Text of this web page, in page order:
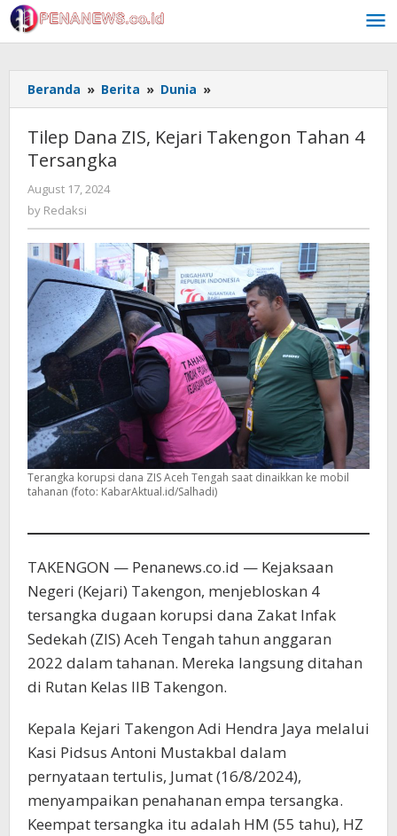
Skip
to
content
Beranda » Berita » Dunia »
Dana
Kejari
Tilep Dana ZIS, Kejari Takengon Tahan 4
Tersangka
August 17, 2024
by Redaksi
Terangka korupsi dana ZIS Aceh Tengah saat dinaikkan ke mobil
tahanan (foto: KabarAktual.id/Salhadi)
TAKENGON — Penanews.co.id — Kejaksaan
Negeri (Kejari) Takengon, menjebloskan 4
tersangka dugaan korupsi dana Zakat Infak
Sedekah (ZIS) Aceh Tengah tahun anggaran
2022 dalam tahanan. Mereka langsung ditahan
di Rutan Kelas IIB Takengon.
Kepala Kejari Takengon Adi Hendra Jaya melalui
Kasi Pidsus Antoni Mustakbal dalam
pernyataan tertulis, Jumat (16/8/2024),
menyampaikan penahanan empa tersangka.
Keempat tersangka itu adalah HM (55 tahu), HZ